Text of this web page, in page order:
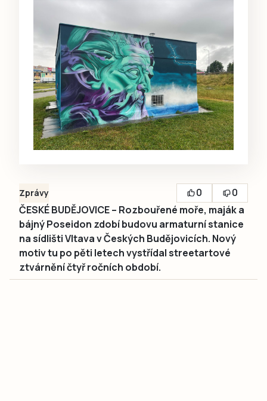
Zprávy 0
0
ČESKÉ BUDĚJOVICE – Rozbouřené moře, maják a
bájný Poseidon zdobí budovu armaturní stanice
na sídlišti Vltava v Českých Budějovicích. Nový
motiv tu po pěti letech vystřídal streetartové
ztvárnění čtyř ročních období.